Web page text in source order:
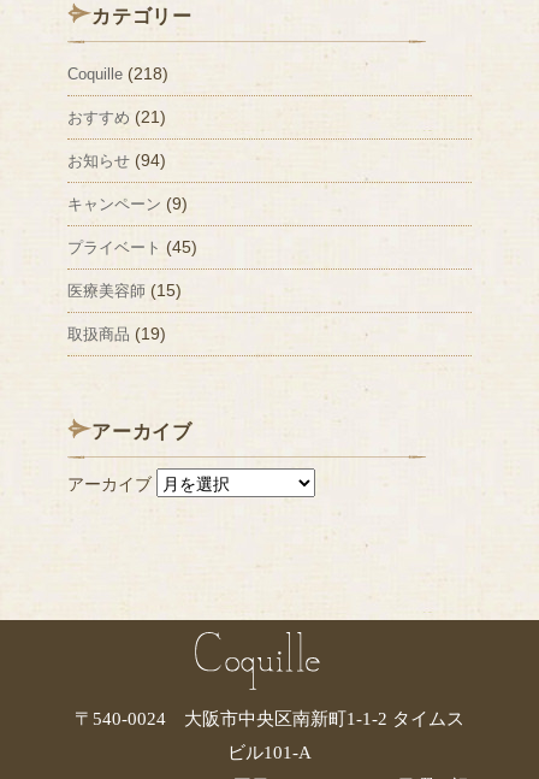
カテゴリー
Coquille (218)
おすすめ (21)
お知らせ (94)
キャンペーン (9)
プライベート (45)
医療美容師 (15)
取扱商品 (19)
アーカイブ
アーカイブ
〒540-0024 大阪市中央区南新町1-1-2 タイムス
ビル101-A